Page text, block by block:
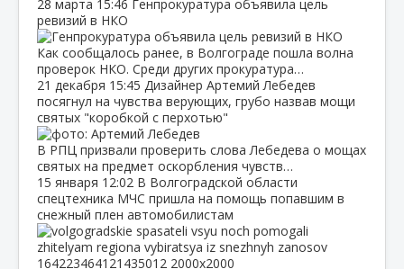
28 марта 15:46 Генпрокуратура объявила цель
ревизий в НКО
Как сообщалось ранее, в Волгограде пошла волна
проверок НКО. Среди других прокуратура…
21 декабря 15:45 Дизайнер Артемий Лебедев
посягнул на чувства верующих, грубо назвав мощи
святых "коробкой с перхотью"
В РПЦ призвали проверить слова Лебедева о мощах
святых на предмет оскорбления чувств…
15 января 12:02 В Волгоградской области
спецтехника МЧС пришла на помощь попавшим в
снежный плен автомобилистам